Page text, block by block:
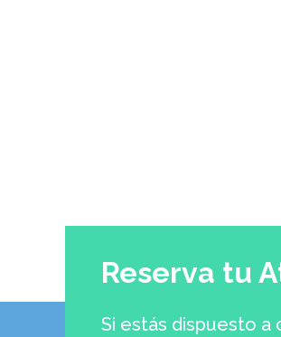
Reserva tu
Si estás dispuesto a